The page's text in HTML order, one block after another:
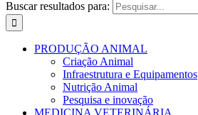
Buscar resultados para:
PRODUÇÃO ANIMAL
Criação Animal
Infraestrutura e Equipamentos
Nutrição Animal
Pesquisa e inovação